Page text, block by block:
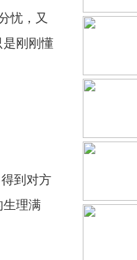
忧，又
刚刚懂
到对方
理满